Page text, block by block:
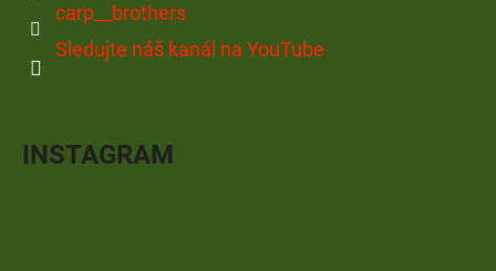
carp__brothers
Sledujte náš kanál na YouTube
INSTAGRAM